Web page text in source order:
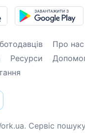
Про нас
Ресурси
Сервіс